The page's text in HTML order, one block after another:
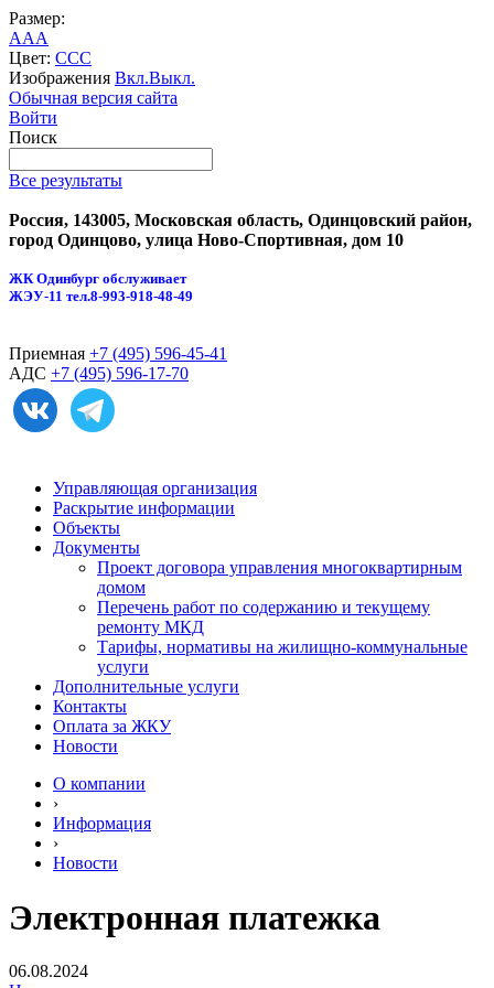
Размер:
AAA
Цвет: CCC
Изображения Вкл.Выкл.
Обычная версия сайта
Войти
Поиск
Все результаты
Россия, 143005, Московская область, Одинцовский район,
город Одинцово, улица Ново-Спортивная, дом 10
ЖК Одинбург обслуживает
ЖЭУ-11 тел.8-993-918-48-49
Приемная +7 (495) 596-45-41
АДС +7 (495) 596-17-70
Управляющая организация
Раскрытие информации
Объекты
Документы
Проект договора управления многоквартирным
домом
Перечень работ по содержанию и текущему
ремонту МКД
Тарифы, нормативы на жилищно-коммунальные
услуги
Дополнительные услуги
Контакты
Оплата за ЖКУ
Новости
О компании
›
Информация
›
Новости
Электронная платежка
06.08.2024